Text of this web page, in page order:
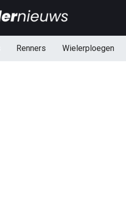
Renners Wielerploegen